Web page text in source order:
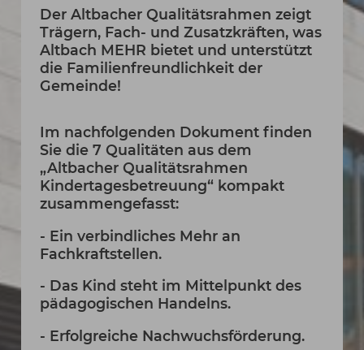
Der Altbacher Qualitätsrahmen zeigt
Trägern, Fach- und Zusatzkräften, was
Altbach MEHR bietet und unterstützt
die Familienfreundlichkeit der
Gemeinde!
Im nachfolgenden Dokument finden
Sie die 7 Qualitäten aus dem
„Altbacher Qualitätsrahmen
Kindertagesbetreuung“ kompakt
zusammengefasst:
- Ein verbindliches Mehr an
Fachkraftstellen.
- Das Kind steht im Mittelpunkt des
pädagogischen Handelns.
- Erfolgreiche Nachwuchsförderung.